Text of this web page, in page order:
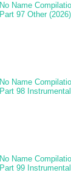
No Name
Part 97 Other
No Name
Part 98
No Name
Part 99